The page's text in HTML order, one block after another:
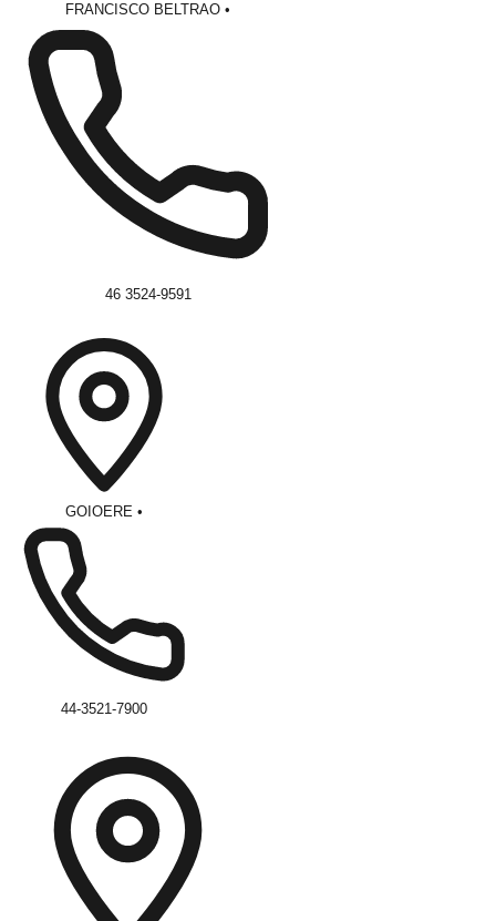
FRANCISCO BELTRAO •
46 3524-9591
GOIOERE •
44-3521-7900